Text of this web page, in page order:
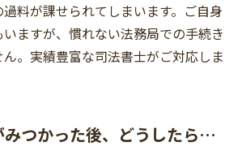
料が課せられてしまいます。ご自身
ますが、慣れない法務局での手続き
。実績豊富な司法書士がご対応しま
つかった後、どうしたら…